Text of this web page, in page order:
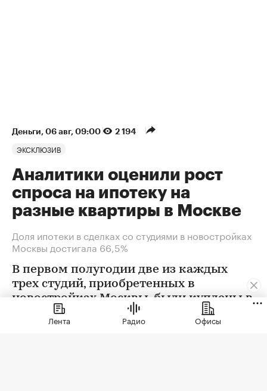
Деньги⁠, 06 авг, 09:00 2 194
ЭКСКЛЮЗИВ
Аналитики оценили рост
спроса на ипотеку на
разные квартиры в Москве
Доля ипотеки в сделках со студиями в новостройках
Москвы достигала 66,5%
В первом полугодии две из каждых
трех студий, приобретенных в
новостройках Москвы, были куплены в
ипотеку. В сегменте трешек ипотечных
сделок менее половины, а среди
Лента Радио Офисы